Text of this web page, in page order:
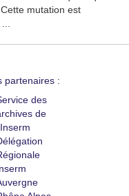
mutation est
partenaires :
des
de